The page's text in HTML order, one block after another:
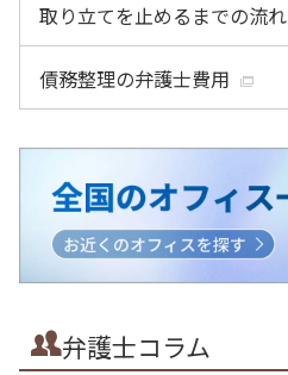
取り立てを止めるまでの流れ
債務整理の弁護士費用
弁護士コラム